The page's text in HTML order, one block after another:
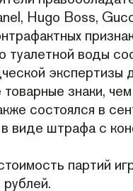
Hugo Boss,
туалетной воды
экспертизы
товарные знаки,
состоялся в
виде штрафа с
партий